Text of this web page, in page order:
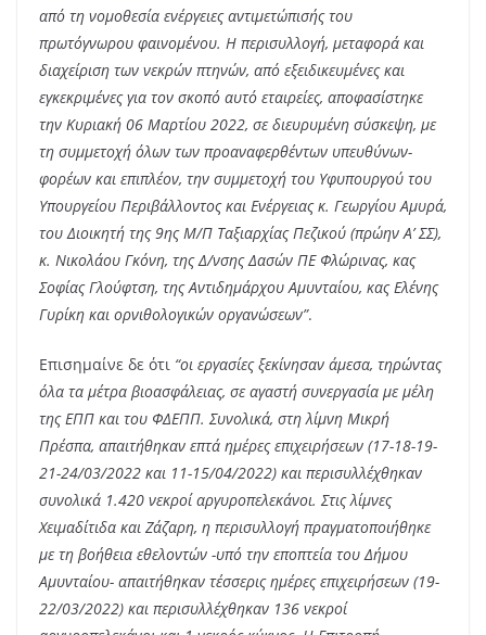
από τη νομοθεσία ενέργειες αντιμετώπισής του
πρωτόγνωρου φαινομένου. Η περισυλλογή, μεταφορά και
διαχείριση των νεκρών πτηνών, από εξειδικευμένες και
εγκεκριμένες για τον σκοπό αυτό εταιρείες, αποφασίστηκε
την Κυριακή 06 Μαρτίου 2022, σε διευρυμένη σύσκεψη, με
τη συμμετοχή όλων των προαναφερθέντων υπευθύνων-
φορέων και επιπλέον, την συμμετοχή του Υφυπουργού του
Υπουργείου Περιβάλλοντος και Ενέργειας κ. Γεωργίου Αμυρά,
του Διοικητή της 9ης Μ/Π Ταξιαρχίας Πεζικού (πρώην Α’ ΣΣ),
κ. Νικολάου Γκόνη, της Δ/νσης Δασών ΠΕ Φλώρινας, κας
Σοφίας Γλούφτση, της Αντιδημάρχου Αμυνταίου, κας Ελένης
Γυρίκη και ορνιθολογικών οργανώσεων”.
Επισημαίνε δε ότι “οι εργασίες ξεκίνησαν άμεσα, τηρώντας
όλα τα μέτρα βιοασφάλειας, σε αγαστή συνεργασία με μέλη
της ΕΠΠ και του ΦΔΕΠΠ. Συνολικά, στη λίμνη Μικρή
Πρέσπα, απαιτήθηκαν επτά ημέρες επιχειρήσεων (17-18-19-
21-24/03/2022 και 11-15/04/2022) και περισυλλέχθηκαν
συνολικά 1.420 νεκροί αργυροπελεκάνοι. Στις λίμνες
Χειμαδίτιδα και Ζάζαρη, η περισυλλογή πραγματοποιήθηκε
με τη βοήθεια εθελοντών -υπό την εποπτεία του Δήμου
Αμυνταίου- απαιτήθηκαν τέσσερις ημέρες επιχειρήσεων (19-
22/03/2022) και περισυλλέχθηκαν 136 νεκροί